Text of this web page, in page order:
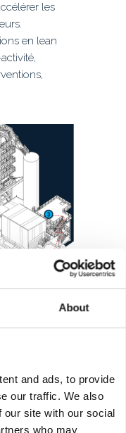
About
and ads, to provide
our traffic. We also
our site with our social
who may
les
en lean
effectués par
sur le site
de plusieurs